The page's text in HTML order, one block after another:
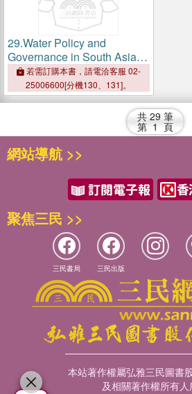
29.Water Policy and
Governance in South Asia
― Empowering Rural
Communities
若需訂購本書，請電洽客服 02-
25006600[分機130、131]。
共 29 筆
第 1 頁
網站導航 >>
聚焦三民 >>
三民書局 三民出版
本站著作權屬弘雅三民圖書
及相關著作權所有人